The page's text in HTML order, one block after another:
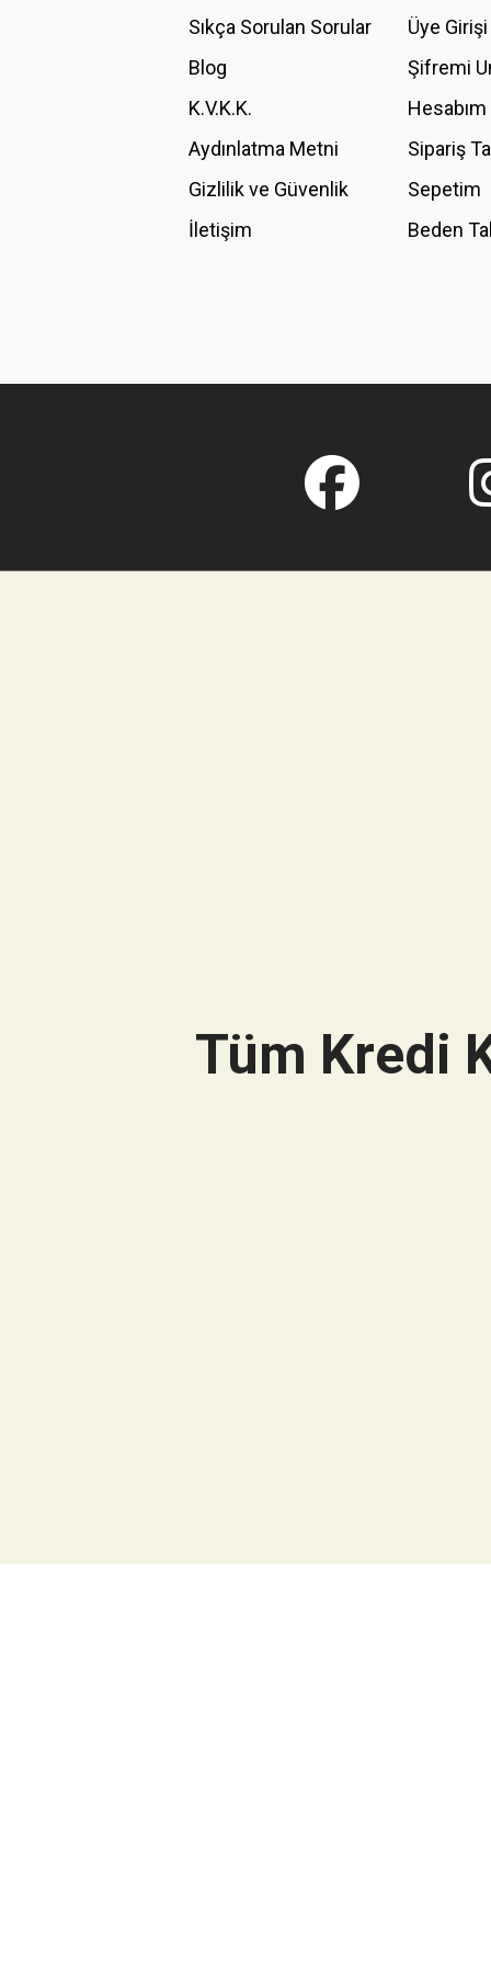
Ürün açıklamasında eksik bilgiler bulunuyor.
Ürün fiyatı diğer sitelerden daha pahalı.
Bu ürüne benzer farklı alternatifler olmalı.
Sıkça Sorulan Sorular
Blog
K.V.K.K.
Aydınlatma Metni
Gizlilik ve Güvenlik
İletişim
Üye Girişi
Şifremi
Hesabım
Sipariş
Sepetim
Beden
Tüm Kredi